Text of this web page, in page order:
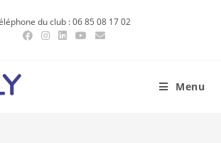
du club : 06 85 08 17 02
Menu